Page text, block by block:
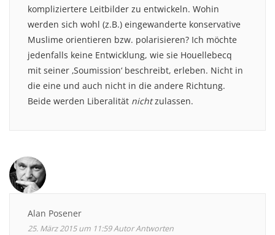
kompliziertere Leitbilder zu entwickeln. Wohin
werden sich wohl (z.B.) eingewanderte konservative
Muslime orientieren bzw. polarisieren? Ich möchte
jedenfalls keine Entwicklung, wie sie Houellebecq
mit seiner ‚Soumission‘ beschreibt, erleben. Nicht in
die eine und auch nicht in die andere Richtung.
Beide werden Liberalität nichtzulassen.
Alan Posener
25. März 2015 um 11:59AutorAntworten